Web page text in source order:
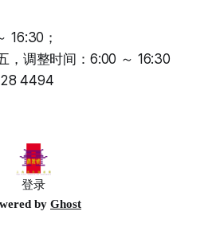
16:30；
，调整时间：6:00 ～ 16:30
4494
登录
by Ghost